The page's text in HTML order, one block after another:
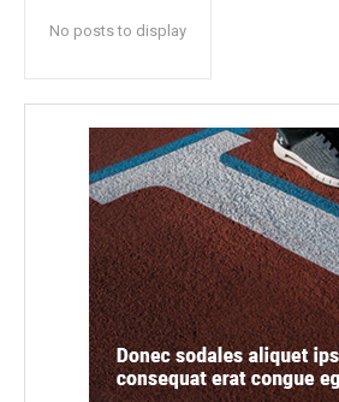
No posts to display